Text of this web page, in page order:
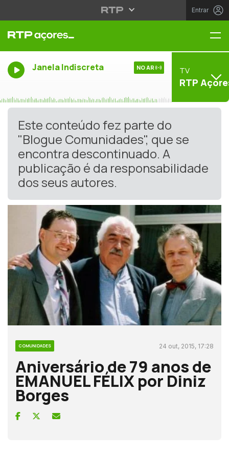
Entrar
Janela Indiscreta NO AR TV
RTP
Este conteúdo fez parte do
"Blogue Comunidades", que se
encontra descontinuado. A
publicação é da responsabilidade
dos seus autores.
COMUNIDADES 24 out, 2015, 17:28
Aniversário de 79 anos de
EMANUEL FÉLIX por Diniz
Borges